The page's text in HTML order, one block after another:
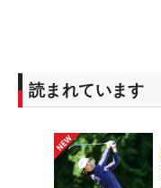
読まれています